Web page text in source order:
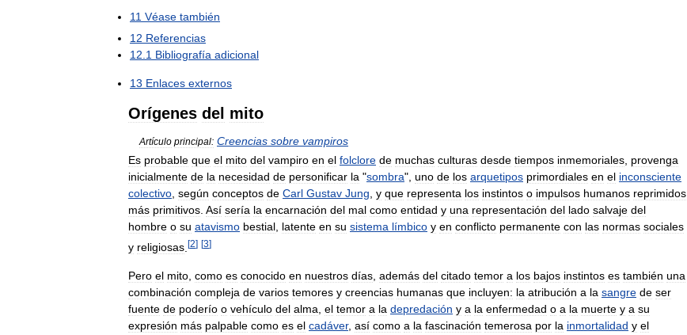
11 Véase también
12 Referencias
12.1 Bibliografía adicional
13 Enlaces externos
Orígenes del mito
Artículo principal: Creencias sobre vampiros
Es probable que el mito del vampiro en el folclore de muchas culturas desde tiempos inmemoriales provenga
inicialmente de la necesidad de personificar la "sombra", uno de los arquetipos primordiales en el inconsciente
colectivo según conceptos de Carl Gustav Jung y que representa los instintos o impulsos humanos reprimidos
más primitivos Así sería la encarnación del mal como entidad y una representación del lado salvaje del
hombre o su atavismo bestial latente en su sistema límbico y en conflicto permanente con las normas sociales
y religiosas [2] [3]
Pero el mito, como es conocido en nuestros días, además del citado temor a los bajos instintos es también una
combinación compleja de varios temores y creencias humanas que incluyen: la atribución a la sangre de ser
fuente de poderío o vehículo del alma, el temor a la depredación y a la enfermedad o a la muerte y a su
expresión más palpable como es el cadáver, así como a la fascinación temerosa por la inmortalidad y el